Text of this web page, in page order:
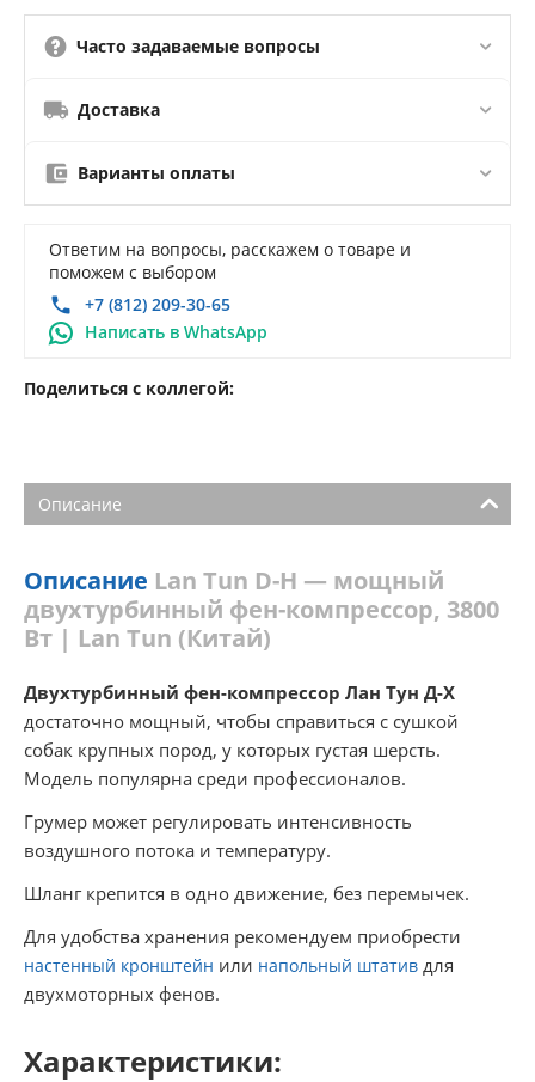
Часто задаваемые вопросы
Доставка
Варианты оплаты
Ответим на вопросы, расскажем о товаре и
поможем с выбором
+7 (812) 209-30-65
Написать в WhatsApp
Поделиться с коллегой:
Описание
Описание Lan Tun D-H — мощный
двухтурбинный фен-компрессор, 3800
Вт | Lan Tun (Китай)
Двухтурбинный фен-компрессор Лан Тун Д-Х
достаточно мощный, чтобы справиться с сушкой
собак крупных пород, у которых густая шерсть.
Модель популярна среди профессионалов.
Грумер может регулировать интенсивность
воздушного потока и температуру.
Шланг крепится в одно движение, без перемычек.
Для удобства хранения рекомендуем приобрести
настенный кронштейн или напольный штатив для
двухмоторных фенов.
Характеристики: